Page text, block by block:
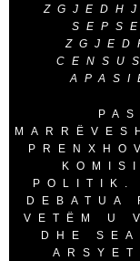
POLITIK.
DEBATUA
VETËM U
DHE